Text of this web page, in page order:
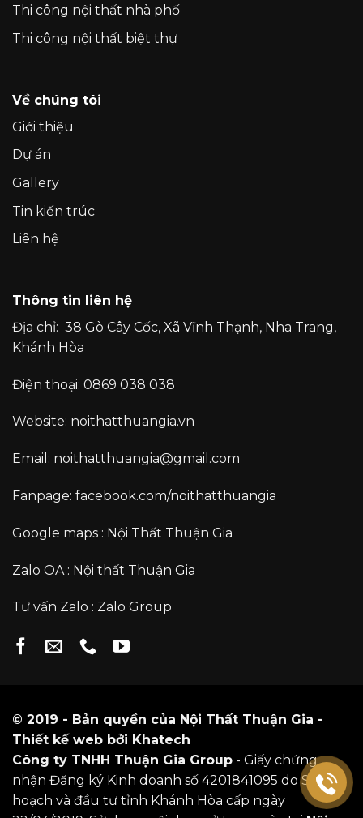
Thi công nội thất nhà phố
Thi công nội thất biệt thự
Về chúng tôi
Giới thiệu
Dự án
Gallery
Tin kiến trúc
Liên hệ
Thông tin liên hệ
Địa chỉ: 38 Gò Cây Cốc, Xã Vĩnh Thạnh, Nha Trang,
Khánh Hòa
Điện thoại: 0869 038 038
Website: noithatthuangia.vn
Email: noithatthuangia@gmail.com
Fanpage: facebook.com/noithatthuangia
Google maps : Nội Thất Thuận Gia
Zalo OA : Nội thất Thuận Gia
Tư vấn Zalo : Zalo Group
© 2019 - Bản quyền của Nội Thất Thuận Gia -
Thiết kế web bởi Khatech
Công ty TNHH Thuận Gia Group - Giấy chứng
nhận Đăng ký Kinh doanh số 4201841095 do Sở kế
hoạch và đầu tư tỉnh Khánh Hòa cấp ngày